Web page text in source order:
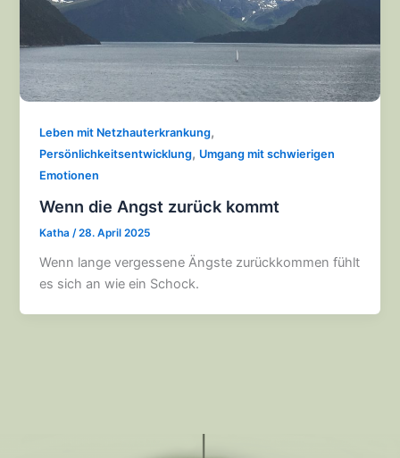
Leben mit Netzhauterkrankung,
Persönlichkeitsentwicklung, Umgang mit schwierigen
Emotionen
Wenn die Angst zurück kommt
Katha/28. April 2025
Wenn lange vergessene Ängste zurückkommen fühlt
es sich an wie ein Schock.